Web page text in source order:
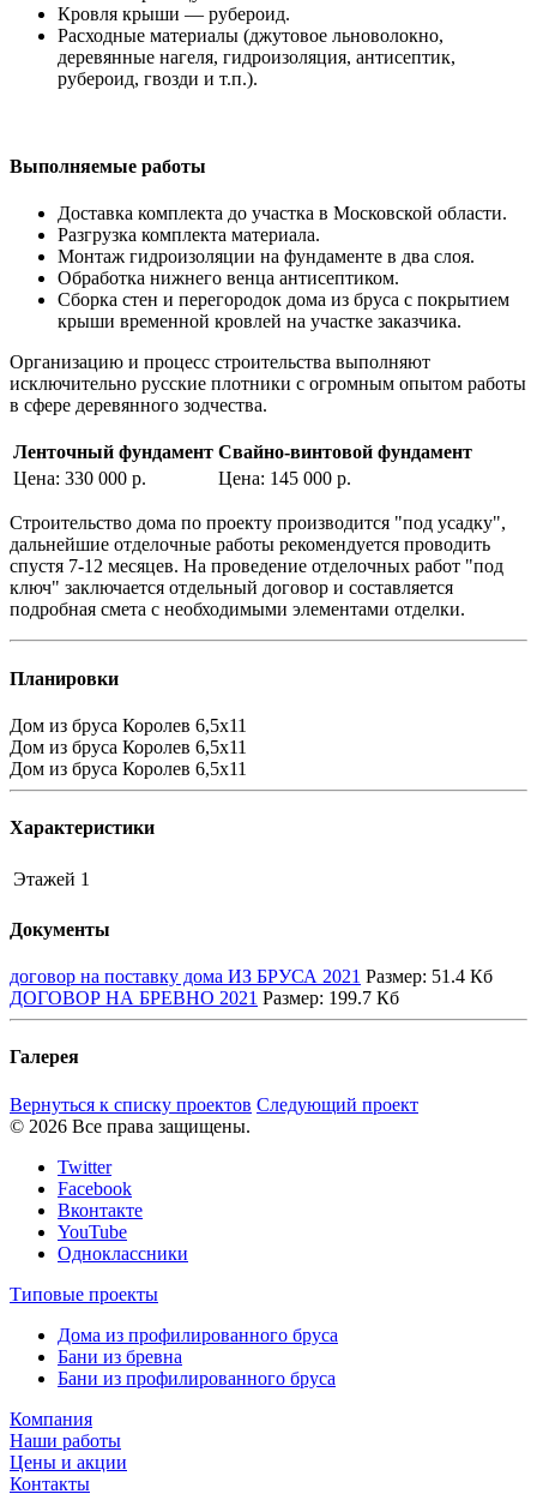
Кровля крыши — рубероид.
Расходные материалы (джутовое льноволокно,
деревянные нагеля, гидроизоляция, антисептик,
рубероид, гвозди и т.п.).
Выполняемые работы
Доставка комплекта до участка в Московской области.
Разгрузка комплекта материала.
Монтаж гидроизоляции на фундаменте в два слоя.
Обработка нижнего венца антисептиком.
Сборка стен и перегородок дома из бруса с покрытием
крыши временной кровлей на участке заказчика.
Организацию и процесс строительства выполняют
исключительно русские плотники с огромным опытом работы
в сфере деревянного зодчества.
Ленточный фундамент Свайно-винтовой фундамент
Цена: 330 000 р.
Цена: 145 000 р.
Строительство дома по проекту производится "под усадку",
дальнейшие отделочные работы рекомендуется проводить
спустя 7-12 месяцев. На проведение отделочных работ "под
ключ" заключается отдельный договор и составляется
подробная смета с необходимыми элементами отделки.
Планировки
Дом из бруса Королев 6,5х11
Дом из бруса Королев 6,5х11
Дом из бруса Королев 6,5х11
Характеристики
Этажей 1
Документы
договор на поставку дома ИЗ БРУСА 2021 Размер: 51.4 Кб
ДОГОВОР НА БРЕВНО 2021 Размер: 199.7 Кб
Галерея
Вернуться к списку проектов Следующий проект
© 2026 Все права защищены.
Twitter
Facebook
Вконтакте
YouTube
Одноклассники
Типовые проекты
Дома из профилированного бруса
Бани из бревна
Бани из профилированного бруса
Компания
Наши работы
Цены и акции
Контакты